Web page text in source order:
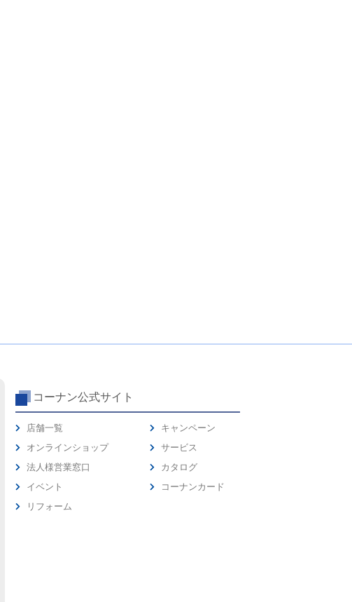
コーナン公式サイト
店舗一覧
オンラインショップ
法人様営業窓口
イベント
リフォーム
キャンペーン
サービス
カタログ
コーナンカード